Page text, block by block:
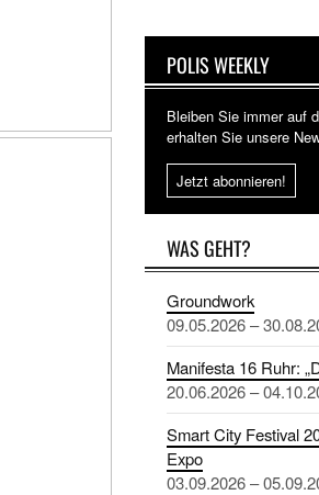
POLIS WEEKLY
Bleiben Sie immer auf
erhalten Sie unsere
Jetzt abonnieren!
WAS GEHT?
Groundwork
09.05.2026 –
Manifesta 16 Ruhr:
20.06.2026 –
Smart City Festival
Expo
03.09.2026 –